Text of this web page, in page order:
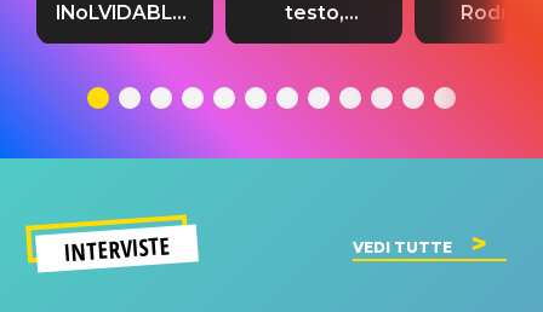
INoLVIDABLE”:
testo,
significato
testo,
traduzione e
del singolo
testo,
INTERVISTE VEDI TUTTE